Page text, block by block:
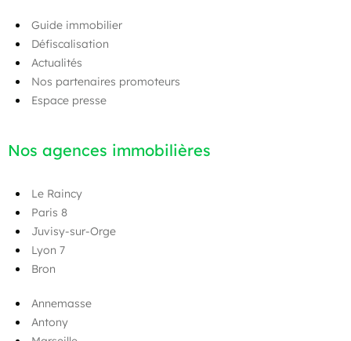
Guide immobilier
Défiscalisation
Actualités
Nos partenaires promoteurs
Espace presse
Nos agences immobilières
Le Raincy
Paris 8
Juvisy-sur-Orge
Lyon 7
Bron
Annemasse
Antony